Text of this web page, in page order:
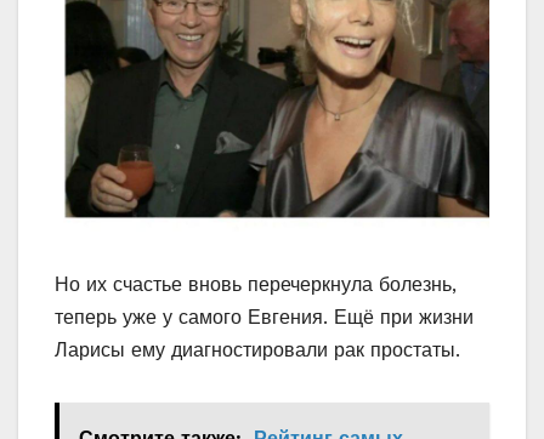
Но их счастье вновь перечеркнула болезнь,
теперь уже у самого Евгения. Ещё при жизни
Ларисы ему диагностировали рак простаты.